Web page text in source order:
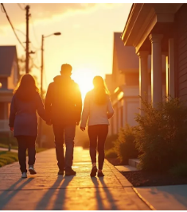
al extranjero, no dudes en
y oportunidades
disponibles como extranjero,